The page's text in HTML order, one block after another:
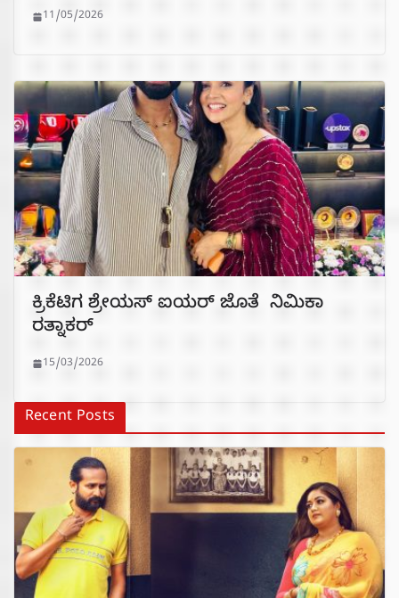
11/05/2026
ಕ್ರಿಕೆಟಿಗ ಶ್ರೇಯಸ್ ಐಯರ್ ಜೊತೆ ನಿಮಿಕಾ
ರತ್ನಾಕರ್
15/03/2026
Recent Posts